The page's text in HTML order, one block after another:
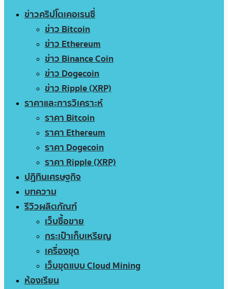
ข่าวคริปโตเคอเรนซี่
ข่าว Bitcoin
ข่าว Ethereum
ข่าว Binance Coin
ข่าว Dogecoin
ข่าว Ripple (XRP)
ราคาและการวิเคราะห์
ราคา Bitcoin
ราคา Ethereum
ราคา Dogecoin
ราคา Ripple (XRP)
ปฏิทินเศรษฐกิจ
บทความ
รีวิวผลิตภัณฑ์
เว็บซื้อขาย
กระเป๋าเก็บเหรียญ
เครื่องขุด
เว็บขุดแบบ Cloud Mining
ห้องเรียน